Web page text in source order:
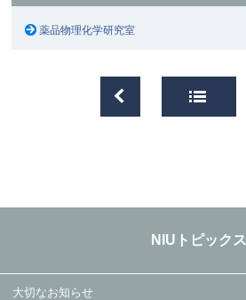
薬品物理化学研究室
NIUトピックス
大切なお知らせ